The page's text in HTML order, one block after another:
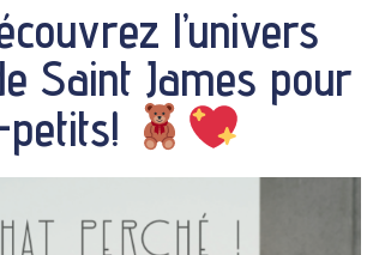
l’univers
Saint James pour